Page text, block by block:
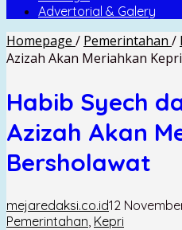
Advertorial & Galery
Homepage / Pemerintahan /
Azizah Akan Meriahkan
Habib Syech
Azizah Akan
Bersholawat
mejaredaksi.co.id12
Pemerintahan Kepri